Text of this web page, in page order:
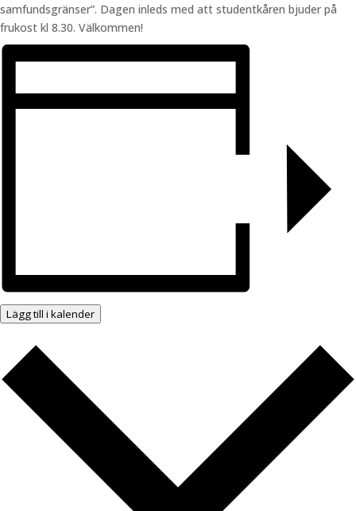
samfundsgränser”. Dagen inleds med att studentkåren bjuder på
frukost kl 8.30. Välkommen!
Lägg till i kalender